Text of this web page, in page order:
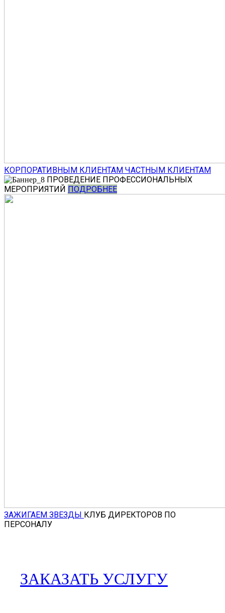
КОРПОРАТИВНЫМ КЛИЕНТАМ ЧАСТНЫМ КЛИЕНТАМ
ПРОВЕДЕНИЕ ПРОФЕССИОНАЛЬНЫХ
МЕРОПРИЯТИЙ ПОДРОБНЕЕ
ЗАЖИГАЕМ ЗВЕЗДЫ КЛУБ ДИРЕКТОРОВ ПО
ПЕРСОНАЛУ
ЗАКАЗАТЬ УСЛУГУ